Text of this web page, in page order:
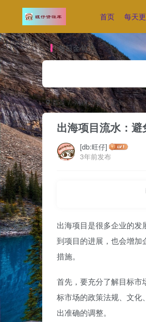
首页 每天
每日金句
首页 网赚文章 正文
出海项目流水：
[db:旺仔]
3年前发布
出海项目是很多企业的
到项目的进展，也会增加
措施。
首先，要充分了解目标市
标市场的政策法规、文化
出准确的调整。